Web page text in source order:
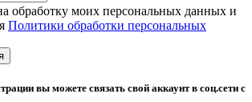
обработку моих персональных данных и
Политики обработки персональных
вы можете связать свой аккаунт в соц.сети с